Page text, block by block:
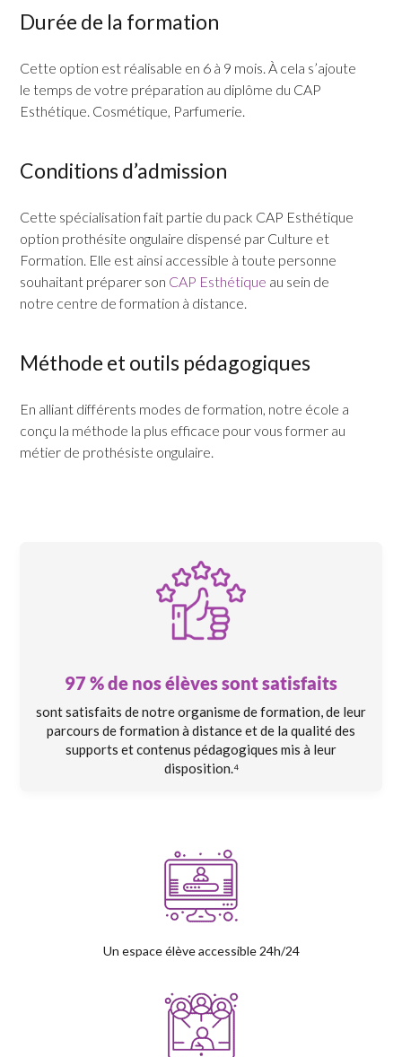
Durée de la formation
Cette option est réalisable en 6 à 9 mois. À cela s’ajoute
le temps de votre préparation au diplôme du CAP
Esthétique. Cosmétique, Parfumerie.
Conditions d’admission
Cette spécialisation fait partie du pack CAP Esthétique
option prothésite ongulaire dispensé par Culture et
Formation. Elle est ainsi accessible à toute personne
souhaitant préparer son CAP Esthétique au sein de
notre centre de formation à distance.
Méthode et outils pédagogiques
En alliant différents modes de formation, notre école a
conçu la méthode la plus efficace pour vous former au
métier de prothésiste ongulaire.
97 % de nos élèves sont satisfaits
sont satisfaits de notre organisme de formation, de leur
parcours de formation à distance et de la qualité des
supports et contenus pédagogiques mis à leur
disposition.⁴
Un espace élève accessible 24h/24